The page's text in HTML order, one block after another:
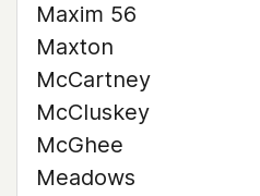
Maxim 56
Maxton
McCartney
McCluskey
McGhee
Meadows